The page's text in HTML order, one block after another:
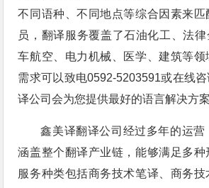
不同语种、不同地点等综合因素来匹
员，翻译服务覆盖了石油化工、法
车航空、电力机械、医学、建筑等领
需求可以致电0592-5203591或在线
译公司会为您提供最好的语言解决方
鑫美译翻译公司经过多年的运营
涵盖整个翻译产业链，能够满足多种
服务种类包括商务技术笔译、商务